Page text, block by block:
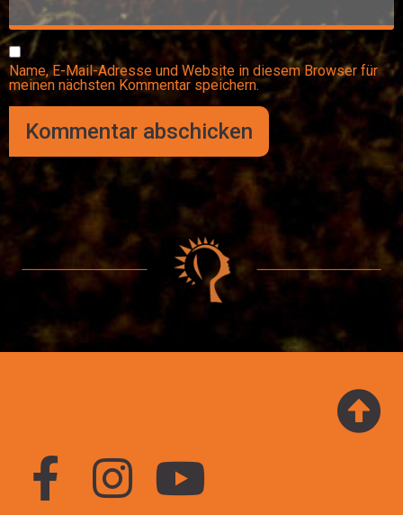
Name, E-Mail-Adresse und Website in diesem Browser für
meinen nächsten Kommentar speichern.